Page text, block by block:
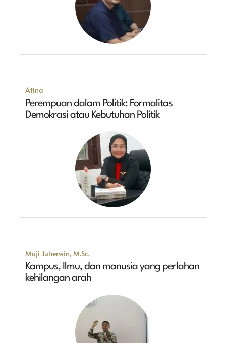
Atina
Perempuan dalam Politik: Formalitas
Demokrasi atau Kebutuhan Politik
Muji Juherwin, M.Sc.
Kampus, Ilmu, dan manusia yang perlahan
kehilangan arah